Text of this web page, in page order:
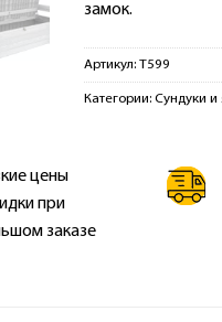
замок.
Артикул: T599
Категории: Сундуки и
цены
при
заказе